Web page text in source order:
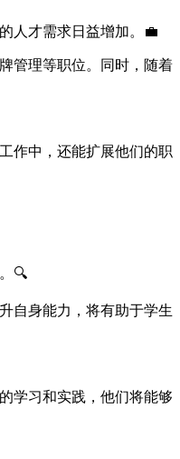
人才需求日益增加。💼
管理等职位。同时，随着
作中，还能扩展他们的职
🔍
自身能力，将有助于学生
学习和实践，他们将能够